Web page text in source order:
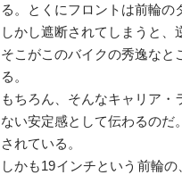
る。とくにフロントは前輪の
しかし遮断されてしまうと、
そこがこのバイクの秀逸なと
る。
もちろん、そんなキャリア
ない安定感として伝わるのだ
されている。
しかも19インチという前輪